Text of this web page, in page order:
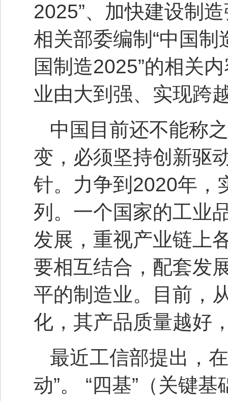
2025”、加快建设制
相关部委编制“中国制
国制造2025”的相关
业由大到强、实现跨
中国目前还不能称
变，必须坚持创新驱
针。力争到2020年，
列。一个国家的工业
发展，重视产业链上
要相互结合，配套发
平的制造业。目前，
化，其产品质量越好
最近工信部提出，
动”。 “四基”（关键